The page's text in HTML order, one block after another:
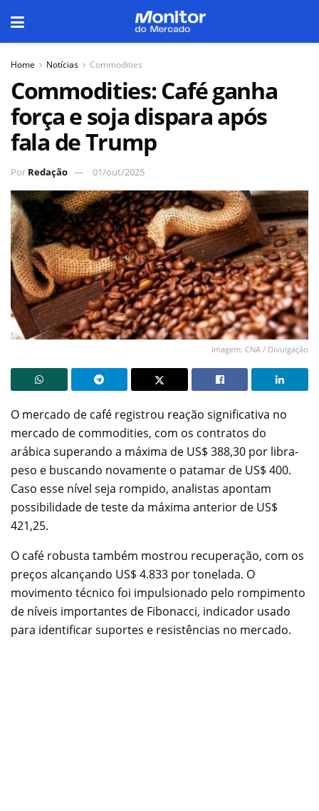
Home Notícias Commodities
Commodities: Café ganha
força e soja dispara após
fala de Trump
Por Redação 01/out/2025
Imagem: CNA / Divulgação
O mercado de café registrou reação significativa no
mercado de commodities, com os contratos do
arábica superando a máxima de US$ 388,30 por libra-
peso e buscando novamente o patamar de US$ 400.
Caso esse nível seja rompido, analistas apontam
possibilidade de teste da máxima anterior de US$
421,25.
O café robusta também mostrou recuperação, com os
preços alcançando US$ 4.833 por tonelada. O
movimento técnico foi impulsionado pelo rompimento
de níveis importantes de Fibonacci, indicador usado
para identificar suportes e resistências no mercado.